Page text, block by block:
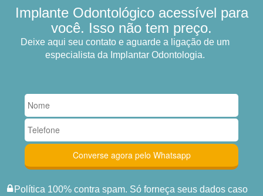
Implante Odontológico acessível para
você. Isso não tem preço.
Deixe aqui seu contato e aguarde a ligação de um
especialista da Implantar Odontologia.
Política 100% contra spam. Só forneça seus dados caso